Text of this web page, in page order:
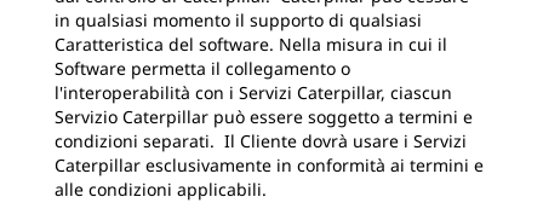
in qualsiasi momento il supporto di qualsiasi
Caratteristica del software. Nella misura in cui il
Software permetta il collegamento o
l'interoperabilità con i Servizi Caterpillar, ciascun
Servizio Caterpillar può essere soggetto a termini e
condizioni separati. Il Cliente dovrà usare i Servizi
Caterpillar esclusivamente in conformità ai termini e
alle condizioni applicabili.